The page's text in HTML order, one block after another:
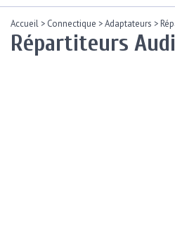
Accueil > Connectique >Adaptateurs >
Répartiteurs